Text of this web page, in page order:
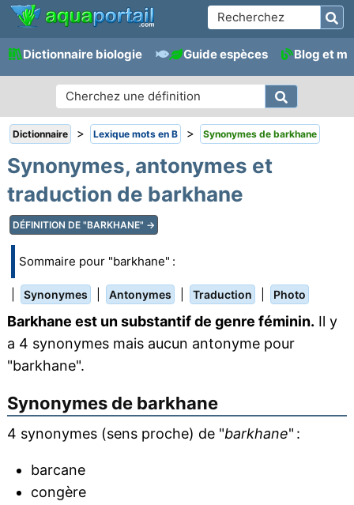
Dictionnaire biologie Guide espèces Blog et
Dictionnaire > Lexique mots en B > Synonymes de barkhane
Synonymes, antonymes et
traduction de barkhane
DÉFINITION DE "BARKHANE" →
Sommaire pour "barkhane" :
Synonymes Antonymes Traduction Photo
Barkhane est un substantif de genre féminin. Il y
a 4 synonymes mais aucun antonyme pour
"barkhane".
Synonymes de barkhane
4 synonymes (sens proche) de "barkhane" :
barcane
congère